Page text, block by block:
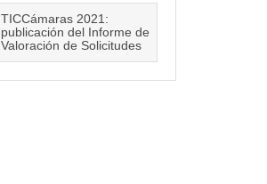
TICCámaras 2021:
publicación del Informe de
Valoración de Solicitudes